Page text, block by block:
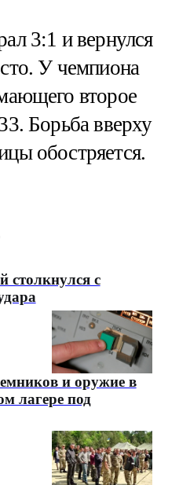
3:1 и вернулся
У чемпиона
второе
Борьба вверху
обостряется.
столкнулся с
и оружие в
лагере под